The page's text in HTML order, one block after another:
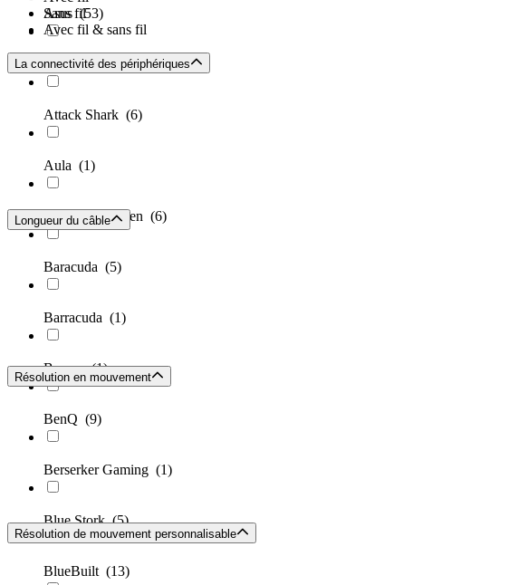
Asus(53)
ATK(3)
Attack Shark (6)
Aula (1)
BakkerElkhuizen (6)
Baracuda (5)
Barracuda (1)
Baseus(1)
BenQ (9)
Berserker Gaming (1)
Blue Stork(5)
BlueBuilt (13)
Sans fil
Avec fil & sans fil
La connectivité des périphériques
Longueur du câble
Résolution en mouvement
Résolution de mouvement personnalisable